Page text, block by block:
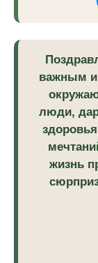
важным и
люди,
жизнь